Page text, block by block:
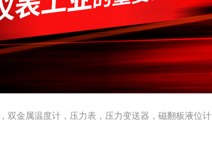
双金属温度计，压力表，压力变送器，磁翻板液位计